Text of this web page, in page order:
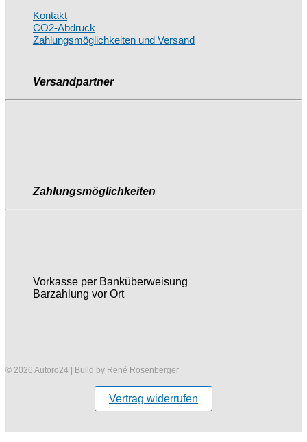
Kontakt
CO2-Abdruck
Zahlungsmöglichkeiten und Versand
Versandpartner
Zahlungsmöglichkeiten
Vorkasse per Banküberweisung
Barzahlung vor Ort
© 2026 Autoro24 | Build by René Rosenberger
Vertrag widerrufen